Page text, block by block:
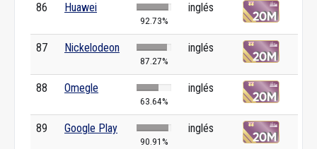
86 Huawei
92.73%
inglés
87 Nickelodeon
87.27%
inglés
88 Omegle
63.64%
inglés
89 Google Play
90.91%
inglés